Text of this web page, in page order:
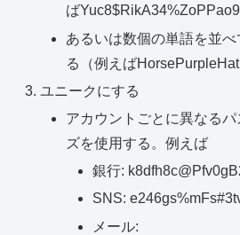
ば
あるいは数個の単語を並
る（例えば
ユニークにする
アカウントごとに異なる
ズを使用する。例えば
銀行:
SNS:
メール: